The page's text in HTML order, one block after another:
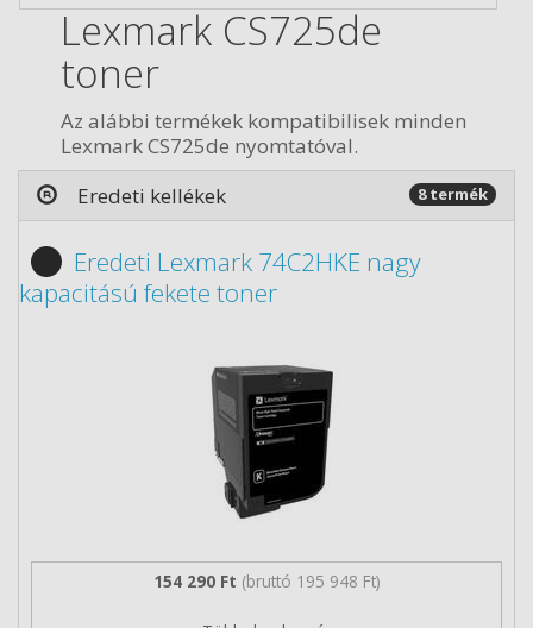
Lexmark CS725de
toner
Az alábbi termékek kompatibilisek minden
Lexmark CS725de nyomtatóval.
Eredeti kellékek
8 termék
Eredeti Lexmark 74C2HKE nagy
kapacitású fekete toner
154 290 Ft (bruttó 195 948 Ft)